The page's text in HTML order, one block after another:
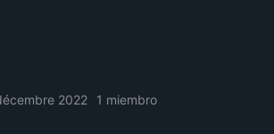
2022 1 miembro